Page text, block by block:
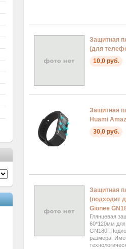
Защитная
(для
10,0 руб.
Защитная
Huami
30,0 руб.
Защитная
(подходит
Gionee
Глянцевая
60*120мм
GN180.
размера.